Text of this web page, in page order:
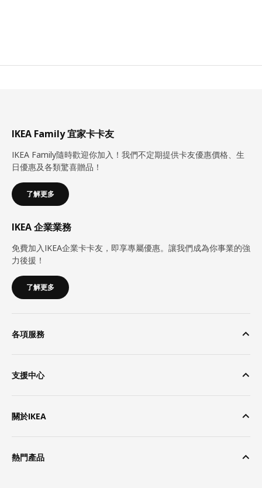
IKEA Family 宜家卡卡友
IKEA Family隨時歡迎你加入！我們不定期提供卡友優惠價格、生
日優惠及各類驚喜贈品！
了解更多
IKEA 企業業務
免費加入IKEA企業卡卡友，即享專屬優惠。讓我們成為你事業的強
力後援！
了解更多
各項服務
支援中心
關於IKEA
熱門產品